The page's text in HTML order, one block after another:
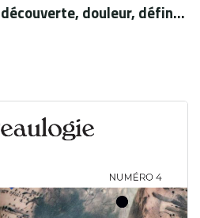
La cicatrice en trois D découverte, douleur, définitive